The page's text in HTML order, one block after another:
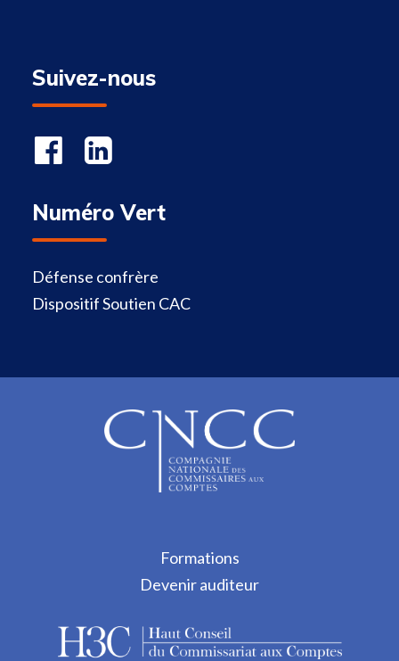
Suivez-nous
Numéro Vert
Défense confrère
Dispositif Soutien CAC
Formations
Devenir auditeur